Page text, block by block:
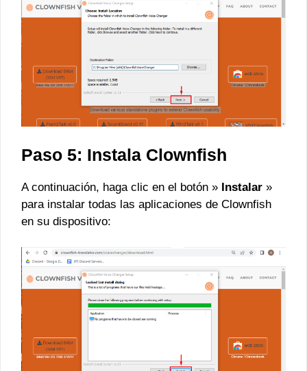
Paso 5: Instala Clownfish
A continuación, haga clic en el botón » Instalar »
para instalar todas las aplicaciones de Clownfish
en su dispositivo: